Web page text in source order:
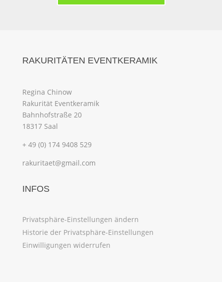
RAKURITÄTEN EVENTKERAMIK
Regina Chinow
Rakurität Eventkeramik
Bahnhofstraße 20
18317 Saal
+ 49 (0) 174 9408 529
rakuritaet@gmail.com
INFOS
Privatsphäre-Einstellungen ändern
Historie der Privatsphäre-Einstellungen
Einwilligungen widerrufen